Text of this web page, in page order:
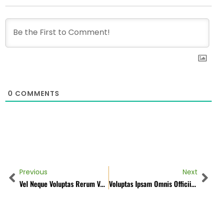
0 COMMENTS
Previous
Vel Neque Voluptas Rerum Veniam Expedita
Next
Voluptas Ipsam Omnis Officiis Amet Nostrum Velit